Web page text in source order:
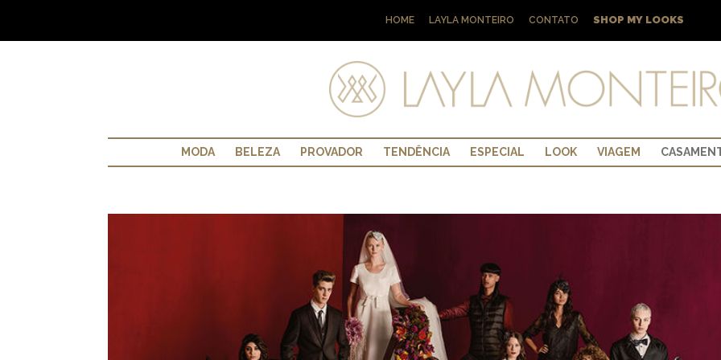
HOME LAYLA MONTEIRO CONTATO SHOP MY LOOKS
MODA BELEZA PROVADOR TENDÊNCIA ESPECIAL LOOK VIAGEM